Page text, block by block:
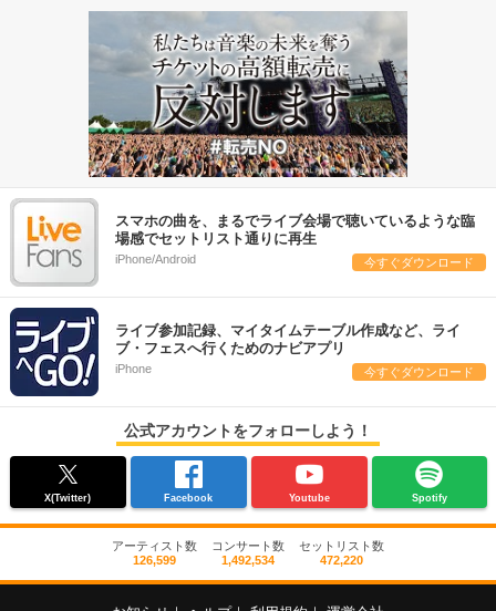
スマホの曲を、まるでライブ会場で聴いているような臨
場感でセットリスト通りに再生
iPhone/Android 今すぐダウンロード
ライブ参加記録、マイタイムテーブル作成など、ライ
ブ・フェスへ行くためのナビアプリ
iPhone 今すぐダウンロード
公式アカウントをフォローしよう！
X(Twitter) Facebook Youtube Spotify
アーティスト数
126,599
コンサート数
1,492,534
セットリスト数
472,220